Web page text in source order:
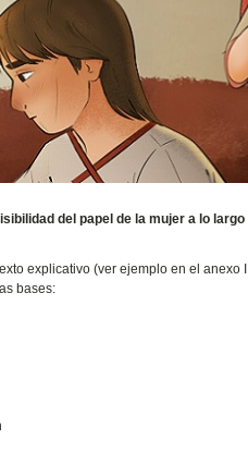
del papel de la mujer a lo
explicativo (ver ejemplo en el anexo
bases: